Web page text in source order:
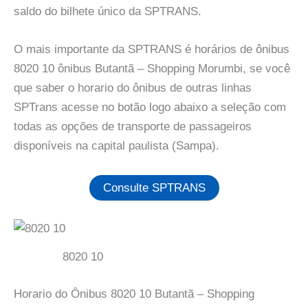
saldo do bilhete único da SPTRANS.
O mais importante da SPTRANS é horários de ônibus
8020 10 ônibus Butantã – Shopping Morumbi, se você
que saber o horario do ônibus de outras linhas
SPTrans acesse no botão logo abaixo a seleção com
todas as opções de transporte de passageiros
disponíveis na capital paulista (Sampa).
Consulte SPTRANS
8020 10
Horario do Ônibus 8020 10 Butantã – Shopping